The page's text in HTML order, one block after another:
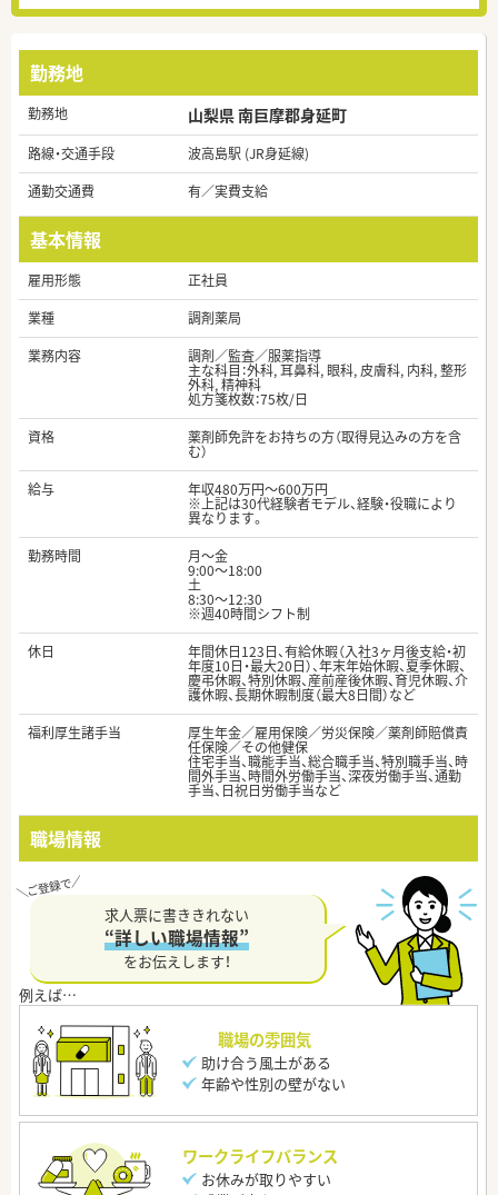
勤務地
勤務地 山梨県 南巨摩郡身延町
路線・交通手段
波高島駅 (JR身延線)
通勤交通費
有／実費支給
基本情報
雇用形態
正社員
業種
調剤薬局
業務内容
調剤／監査／服薬指導
主な科目：外科, 耳鼻科, 眼科, 皮膚科, 内科, 整形
外科, 精神科
処方箋枚数：75枚/日
資格
薬剤師免許をお持ちの方（取得見込みの方を含
む）
給与
年収480万円～600万円
※上記は30代経験者モデル、経験・役職により
異なります。
勤務時間
月～金
9:00～18:00
土
8:30～12:30
※週40時間シフト制
休日
年間休日123日、有給休暇（入社3ヶ月後支給・初
年度10日・最大20日）、年末年始休暇、夏季休暇、
慶弔休暇、特別休暇、産前産後休暇、育児休暇、介
護休暇、長期休暇制度（最大8日間）など
福利厚生諸手当
厚生年金／雇用保険／労災保険／薬剤師賠償責
任保険／その他健保
住宅手当、職能手当、総合職手当、特別職手当、時
間外手当、時間外労働手当、深夜労働手当、通勤
手当、日祝日労働手当など
職場情報
求人票に書ききれない
“詳しい職場情報”
をお伝えします！
職場の雰囲気
助け合う風土がある
年齢や性別の壁がない
ワークライフバランス
お休みが取りやすい